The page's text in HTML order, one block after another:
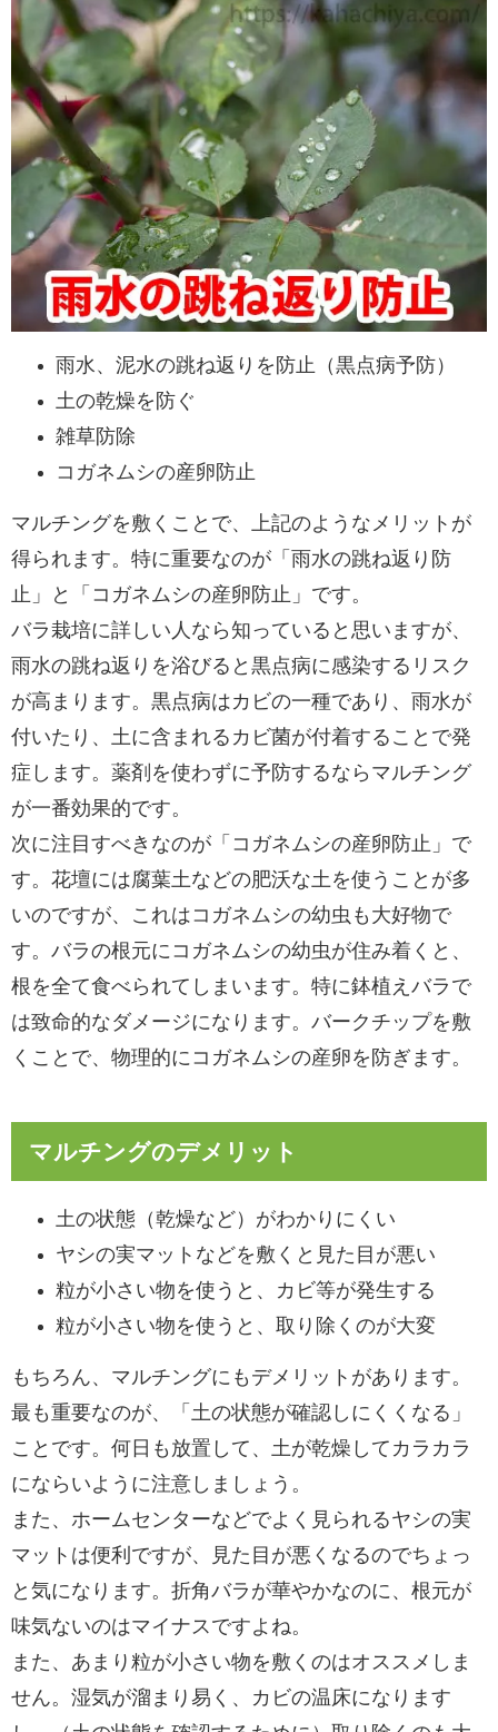
雨水、泥水の跳ね返りを防止（黒点病予防）
土の乾燥を防ぐ
雑草防除
コガネムシの産卵防止
マルチングを敷くことで、上記のようなメリットが
得られます。特に重要なのが「雨水の跳ね返り防
止」と「コガネムシの産卵防止」です。
バラ栽培に詳しい人なら知っていると思いますが、
雨水の跳ね返りを浴びると黒点病に感染するリスク
が高まります。黒点病はカビの一種であり、雨水が
付いたり、土に含まれるカビ菌が付着することで発
症します。薬剤を使わずに予防するならマルチング
が一番効果的です。
次に注目すべきなのが「コガネムシの産卵防止」で
す。花壇には腐葉土などの肥沃な土を使うことが多
いのですが、これはコガネムシの幼虫も大好物で
す。バラの根元にコガネムシの幼虫が住み着くと、
根を全て食べられてしまいます。特に鉢植えバラで
は致命的なダメージになります。バークチップを敷
くことで、物理的にコガネムシの産卵を防ぎます。
マルチングのデメリット
土の状態（乾燥など）がわかりにくい
ヤシの実マットなどを敷くと見た目が悪い
粒が小さい物を使うと、カビ等が発生する
粒が小さい物を使うと、取り除くのが大変
もちろん、マルチングにもデメリットがあります。
最も重要なのが、「土の状態が確認しにくくなる」
ことです。何日も放置して、土が乾燥してカラカラ
にならいように注意しましょう。
また、ホームセンターなどでよく見られるヤシの実
マットは便利ですが、見た目が悪くなるのでちょっ
と気になります。折角バラが華やかなのに、根元が
味気ないのはマイナスですよね。
また、あまり粒が小さい物を敷くのはオススメしま
せん。湿気が溜まり易く、カビの温床になります